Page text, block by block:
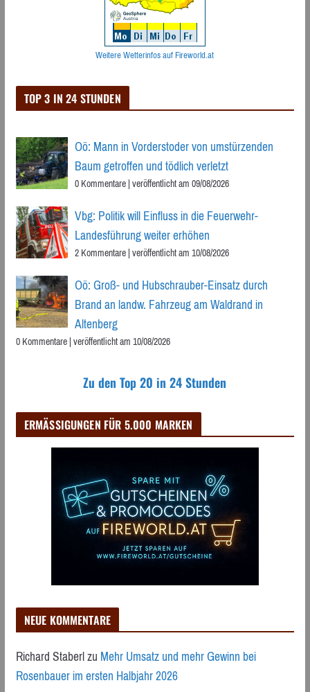
Weitere Wetterinfos auf Fireworld.at
TOP 3 IN 24 STUNDEN
Oö: Mann in Vorderstoder von umstürzenden
Baum getroffen und tödlich verletzt
0 Kommentare|veröffentlicht am 09/08/2026
Vbg: Politik will Einfluss in die Feuerwehr-
Landesführung weiter erhöhen
2 Kommentare|veröffentlicht am 10/08/2026
Oö: Groß- und Hubschrauber-Einsatz durch
Brand an landw. Fahrzeug am Waldrand in
Altenberg
0 Kommentare|veröffentlicht am 10/08/2026
Zu den Top 20 in 24 Stunden
ERMÄSSIGUNGEN FÜR 5.000 MARKEN
NEUE KOMMENTARE
Richard StaberlzuMehr Umsatz und mehr Gewinn bei
Rosenbauer im ersten Halbjahr 2026